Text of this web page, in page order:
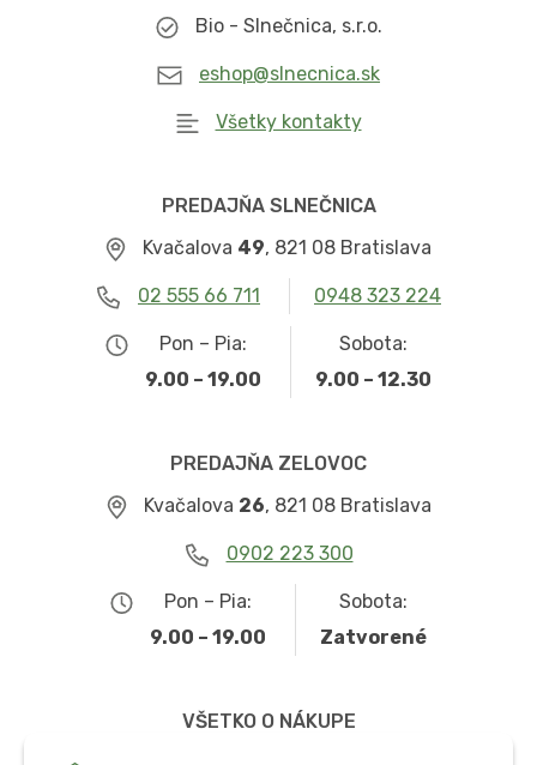
Bio - Slnečnica, s.r.o.
eshop@slnecnica.sk
Všetky kontakty
PREDAJŇA SLNEČNICA
Kvačalova 49, 821 08 Bratislava
02 555 66 711 0948 323 224
Pon – Pia:
9.00 – 19.00
Sobota:
9.00 – 12.30
PREDAJŇA ZELOVOC
Kvačalova 26, 821 08 Bratislava
0902 223 300
Pon – Pia:
9.00 – 19.00
Sobota:
Zatvorené
VŠETKO O NÁKUPE